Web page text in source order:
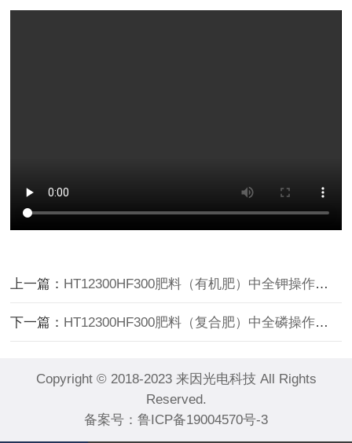
上一篇： HT12300HF300肥料（有机肥）中全钾操作教程
下一篇： HT12300HF300肥料（复合肥）中全磷操作教程
Copyright © 2018-2023 来因光电科技 All Rights
Reserved.
备案号： 鲁ICP备19004570号-3